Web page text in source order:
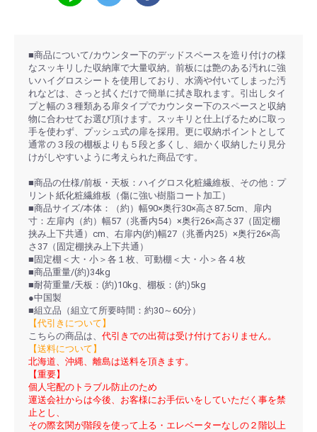
■商品について/カウンター下のデッドスペースを造り付けの様
なスッキリした収納庫で大量収納。前板には艶のある汚れに強
いハイグロスシートを使用しており、水滴や付いてしまった汚
れなどは、さっと拭くだけで簡単に拭き取れます。引出しタイ
プと幅の３種類ある扉タイプでカウンター下のスペースと収納
物に合わせてお選び頂けます。スッキリと仕上げるために取っ
手を使わず、プッシュ式の扉を採用。更に収納ポイントとして
通常の３段の棚板よりも５段と多くし、細かく収納したり見分
けがしやすいように考えられた商品です。
■商品の仕様/前板・天板：ハイグロス化粧繊維板、その他：プ
リント紙化粧繊維板（傷に強い樹脂コート加工）
■商品サイズ/本体：（約）幅90×奥行30×高さ87.5cm、扉内
寸：左扉内（約）幅57（兆番内54）×奥行26×高さ37（固定棚
挟み上下共通）cm、右扉内(約)幅27（兆番内25）×奥行26×高
さ37（固定棚挟み上下共通）
■固定棚＜大・小＞各１枚、可動棚＜大・小＞各４枚
■商品重量/(約)34kg
■耐荷重量/天板：(約)10kg、棚板：(約)5kg
●中国製
■組立品（組立て所要時間：約30～60分）
【代引きについて】
こちらの商品は、 代引きでの出荷は受け付けておりません。
【送料について】
北海道、沖縄、離島は送料を頂きます。
【重要】
個人宅配のトラブル防止のため
運送会社からは今後、お客様にお手伝いをしていただく事を禁
止とし、
その際玄関が階段を使って上る・エレベーターなしの２階以上